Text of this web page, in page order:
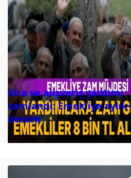
Kira ve alışveriş yardımı
zamlandı: Emekliye aylık
destek